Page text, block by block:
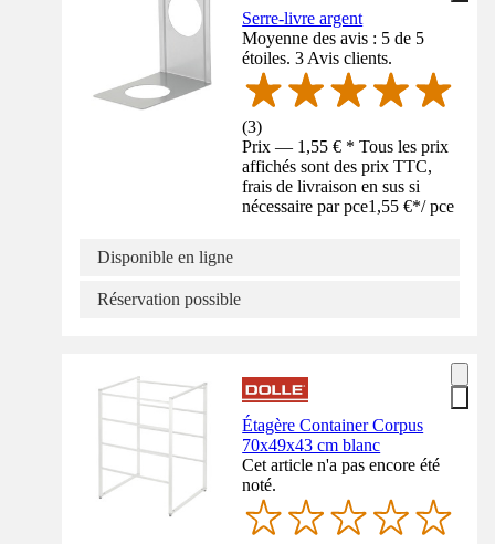
Serre-livre argent
Moyenne des avis : 5 de 5
étoiles. 3 Avis clients.
(3)
Prix — 1,55 € * Tous les prix
affichés sont des prix TTC,
frais de livraison en sus si
nécessaire par pce1,55 €*/ pce
Disponible en ligne
Réservation possible
Étagère Container Corpus
70x49x43 cm blanc
Cet article n'a pas encore été
noté.